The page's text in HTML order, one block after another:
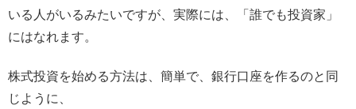
いる人がいるみたいですが、実際には、「誰でも投資家」
にはなれます。
株式投資を始める方法は、簡単で、銀行口座を作るのと同
じように、